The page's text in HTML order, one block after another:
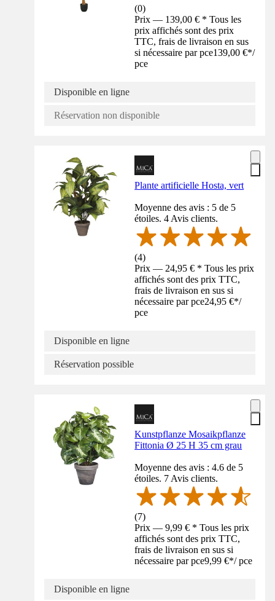
(0)
Prix — 139,00 € * Tous les
prix affichés sont des prix
TTC, frais de livraison en sus
si nécessaire par pce139,00 €*/
pce
Disponible en ligne
Réservation non disponible
Plante artificielle Hosta, vert
Moyenne des avis : 5 de 5
étoiles. 4 Avis clients.
(4)
Prix — 24,95 € * Tous les prix
affichés sont des prix TTC,
frais de livraison en sus si
nécessaire par pce24,95 €*/
pce
Disponible en ligne
Réservation possible
Kunstpflanze Mosaikpflanze
Fittonia Ø 25 H 35 cm grau
Moyenne des avis : 4.6 de 5
étoiles. 7 Avis clients.
(7)
Prix — 9,99 € * Tous les prix
affichés sont des prix TTC,
frais de livraison en sus si
nécessaire par pce9,99 €*/ pce
Disponible en ligne